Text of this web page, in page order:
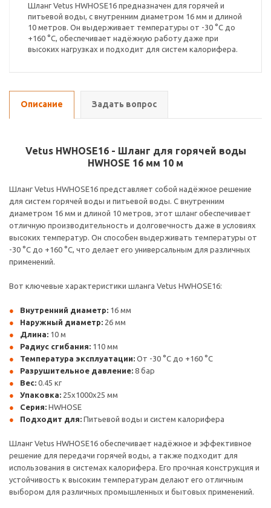
Шланг Vetus HWHOSE16 предназначен для горячей и
питьевой воды, с внутренним диаметром 16 мм и длиной
10 метров. Он выдерживает температуры от -30 °C до
+160 °C, обеспечивает надёжную работу даже при
высоких нагрузках и подходит для систем калорифера.
Описание Задать вопрос
Vetus HWHOSE16 - Шланг для горячей воды
HWHOSE 16 мм 10 м
Шланг Vetus HWHOSE16 представляет собой надёжное решение
для систем горячей воды и питьевой воды. С внутренним
диаметром 16 мм и длиной 10 метров, этот шланг обеспечивает
отличную производительность и долговечность даже в условиях
высоких температур. Он способен выдерживать температуры от
-30 °C до +160 °C, что делает его универсальным для различных
применений.
Вот ключевые характеристики шланга Vetus HWHOSE16:
Внутренний диаметр: 16 мм
Наружный диаметр: 26 мм
Длина: 10 м
Радиус сгибания: 110 мм
Температура эксплуатации: От -30 °C до +160 °C
Разрушительное давление: 8 бар
Вес: 0.45 кг
Упаковка: 25x1000x25 мм
Серия: HWHOSE
Подходит для: Питьевой воды и систем калорифера
Шланг Vetus HWHOSE16 обеспечивает надёжное и эффективное
решение для передачи горячей воды, а также подходит для
использования в системах калорифера. Его прочная конструкция и
устойчивость к высоким температурам делают его отличным
выбором для различных промышленных и бытовых применений.